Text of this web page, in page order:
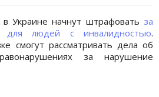
Украине начнут штрафовать за
для людей с инвалидностью.
смогут рассматривать дела об
за нарушение